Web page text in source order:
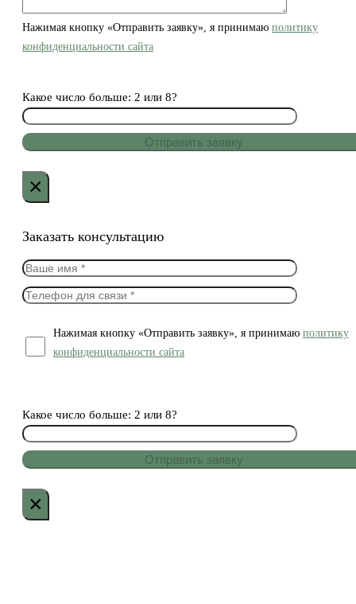
Нажимая кнопку «Отправить заявку», я принимаю политику
конфиденциальности сайта
Какое число больше: 2 или 8?
×
Заказать консультацию
Нажимая кнопку «Отправить заявку», я принимаю политику
конфиденциальности сайта
Какое число больше: 2 или 8?
×